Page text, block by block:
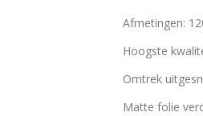
Afmetingen:
Hoogste
Omtrek
Matte folie